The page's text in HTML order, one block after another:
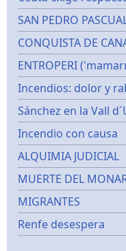
SAN PEDRO
CONQUISTA DE
ENTROPERI
Incendios: dolor y
Sánchez en la Vall
Incendio con causa
ALQUIMIA JUDICIAL
MUERTE DEL
MIGRANTES
Renfe desespera